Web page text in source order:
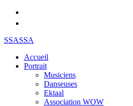
SSASSA
Accueil
Portrait
Musiciens
Danseuses
Ektaal
Association WOW